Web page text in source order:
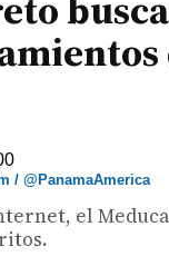
/ @PanamaAmerica
el